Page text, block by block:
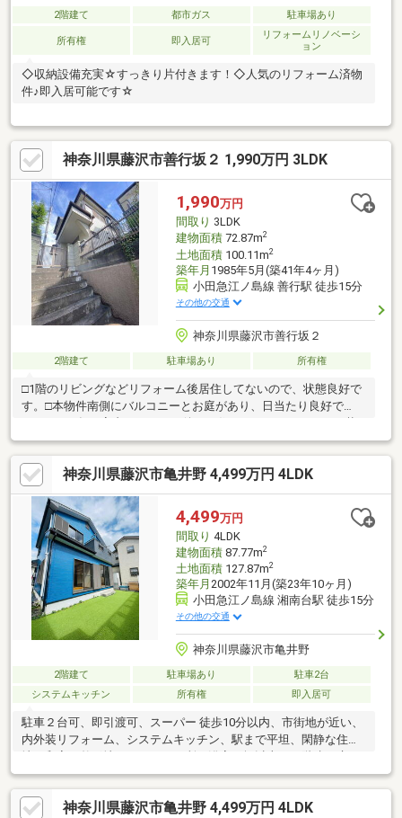
2階建て 都市ガス 駐車場あり
所有権 即入居可
リフォームリノベーシ
ョン
◇収納設備充実☆すっきり片付きます！◇人気のリフォーム済物
件♪即入居可能です☆
神奈川県藤沢市善行坂２ 1,990万円 3LDK
1,990万円
間取り 3LDK
建物面積72.87m2
土地面積100.11m2
築年月 1985年5月(築41年4ヶ月)
小田急江ノ島線 善行駅 徒歩15分
その他の交通
神奈川県藤沢市善行坂２
2階建て 駐車場あり 所有権
□1階のリビングなどリフォーム後居住してないので、状態良好で
す。□本物件南側にバルコニーとお庭があり、日当たり良好で
態良好です。□キッチンには調理器具などを収納できるカップボ
ード付き□カースペース1台付（軽自動車限定）□2階に和室有。押
入れと収納棚付きでお部屋の片づけなどに便利です。□現況引渡
し□売主の契約不適合免責□境界明示□建物インスペクション実施
神奈川県藤沢市亀井野 4,499万円 4LDK
4,499万円
間取り 4LDK
建物面積87.77m2
土地面積127.87m2
築年月 2002年11月(築23年10ヶ月)
小田急江ノ島線 湘南台駅 徒歩15分
その他の交通
神奈川県藤沢市亀井野
2階建て 駐車場あり
駐車2台
システムキッチン
所有権 即入居可
駐車２台可、即引渡可、スーパー 徒歩10分以内、市街地が近い、
内外装リフォーム、システムキッチン、駅まで平坦、閑静な住宅
収納、浴室に窓、ＴＶモニタ付インターホン、通風良好、平坦地
神奈川県藤沢市亀井野 4,499万円 4LDK